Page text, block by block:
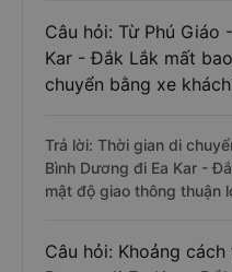
Câu hỏi: Từ Phú Giáo
Kar - Đắk Lắk mất
chuyển bằng xe
Trả lời: Thời gian di
Bình Dương đi Ea Kar -
mật độ giao thông thuận
Câu hỏi: Khoảng